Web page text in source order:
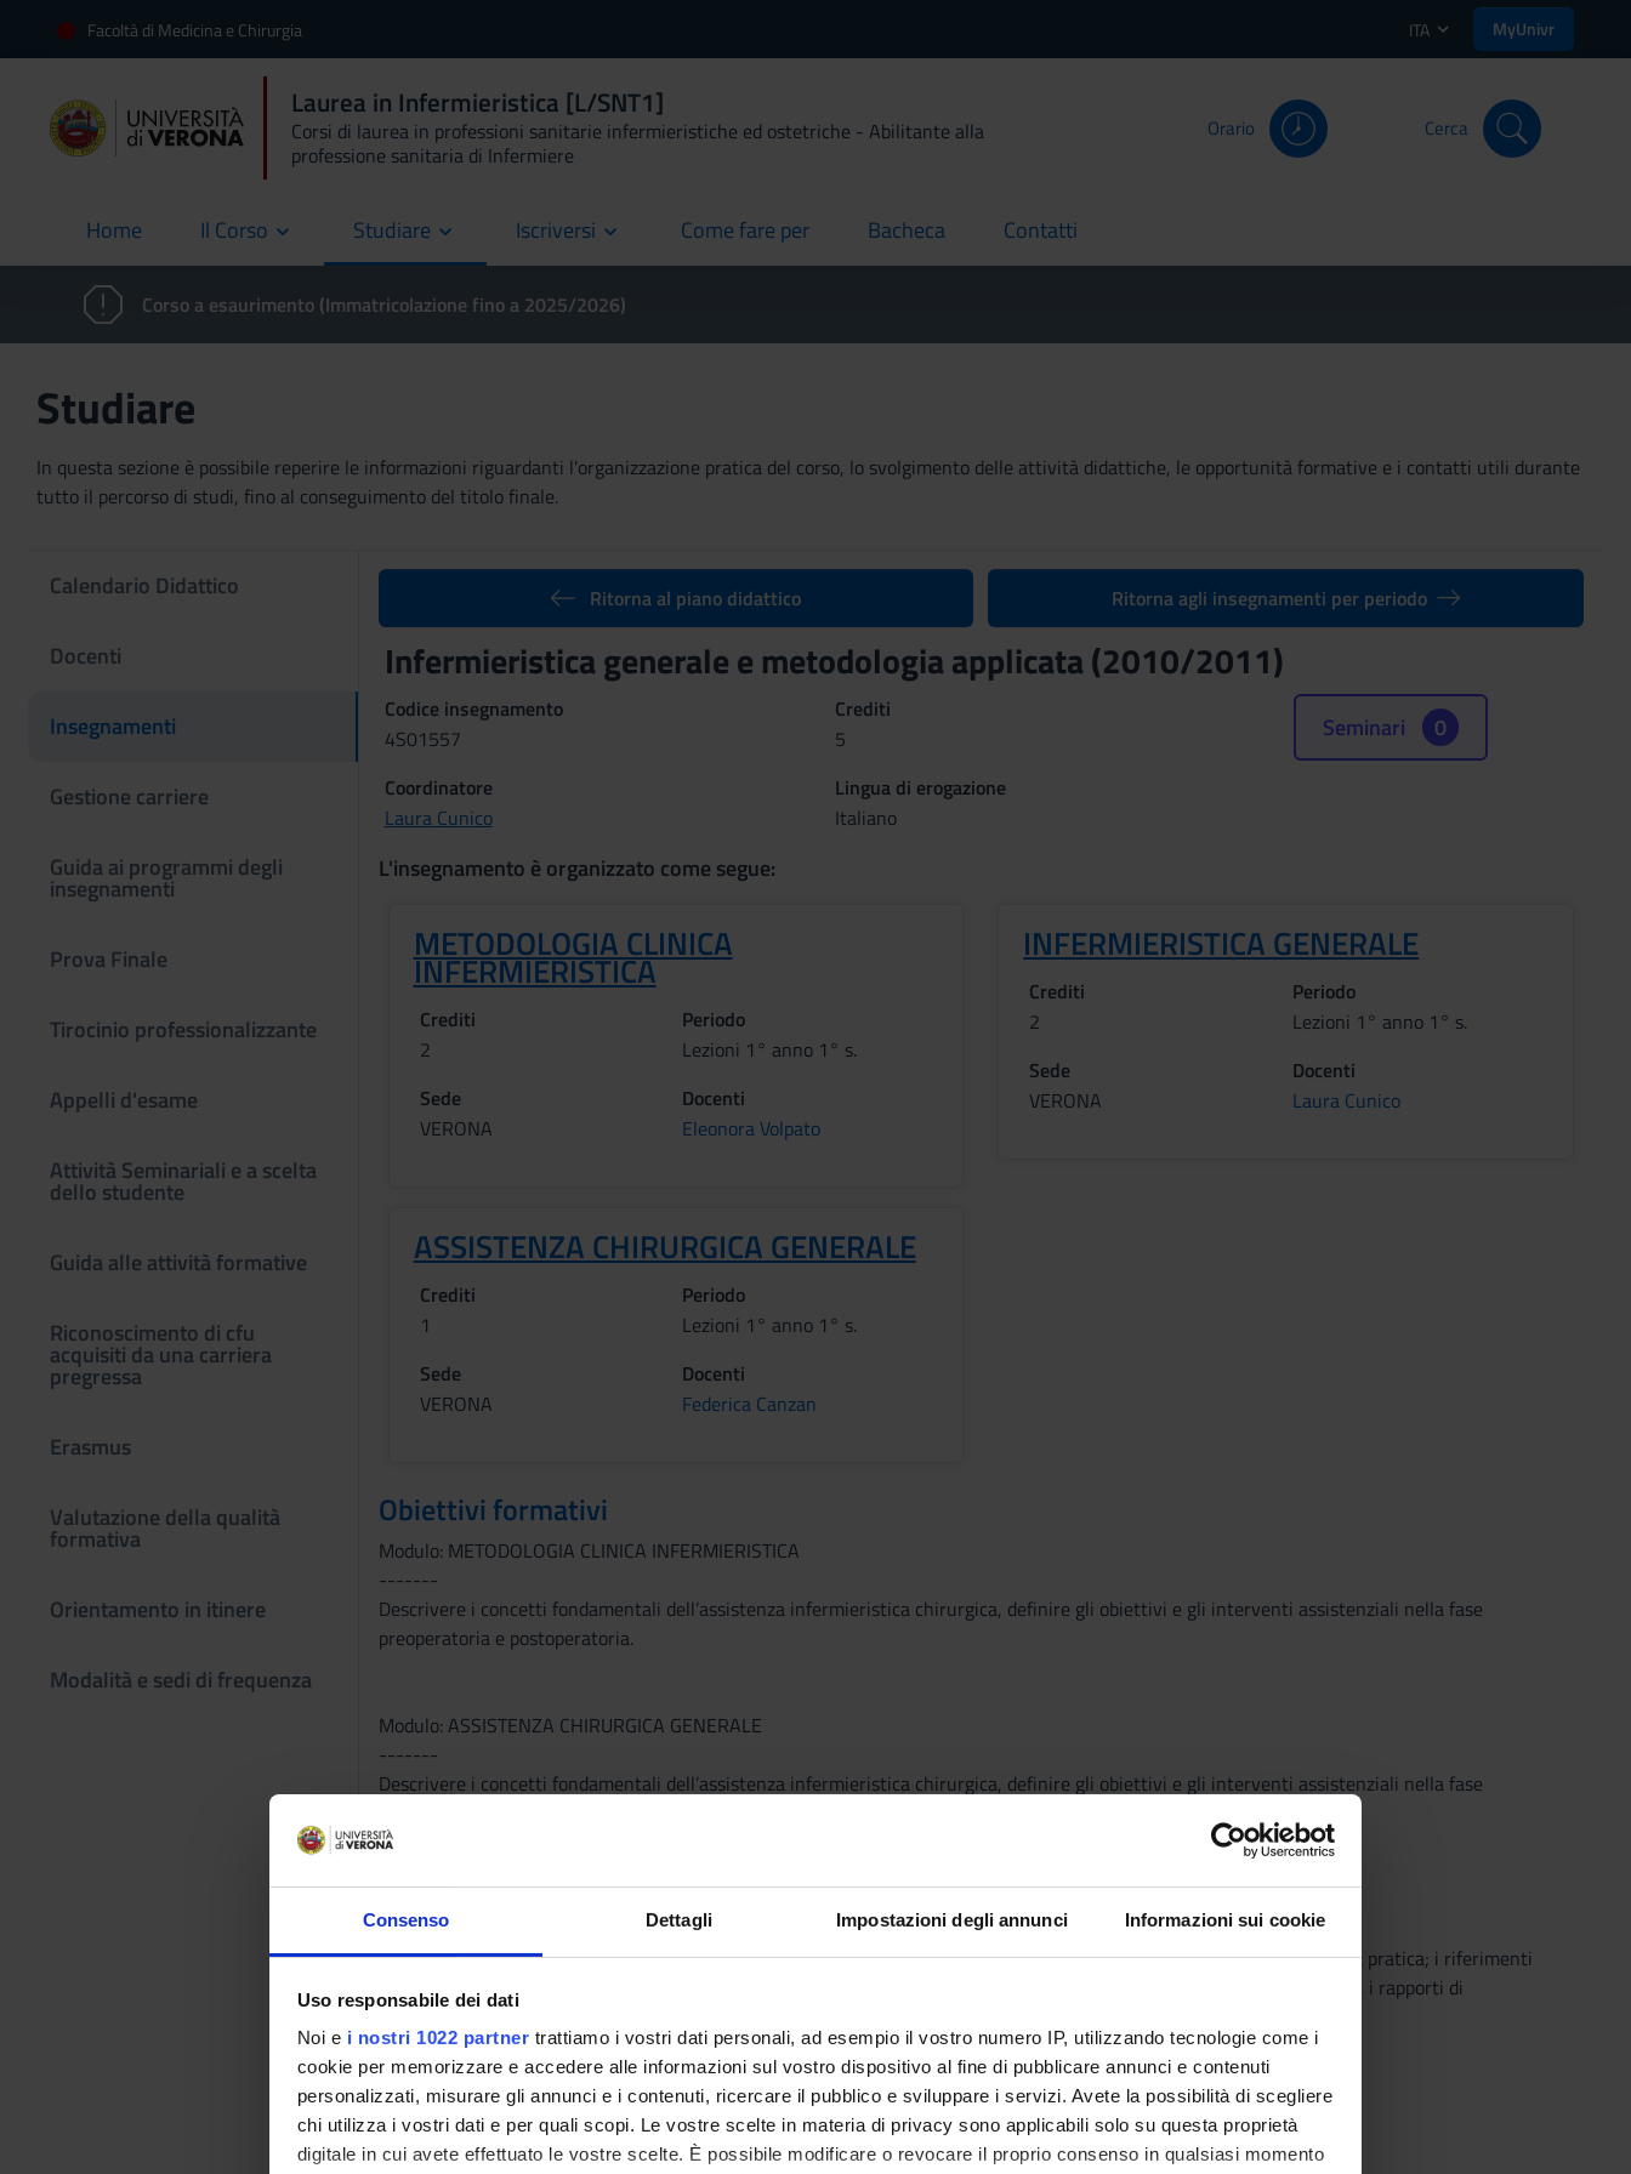
Consenso Dettagli Impostazioni degli annunci Informazioni sui cookie
Uso responsabile dei dati
Noi e i nostri 1022 partner trattiamo i vostri dati personali, ad esempio il vostro numero IP, utilizzando tecnologie come i
cookie per memorizzare e accedere alle informazioni sul vostro dispositivo al fine di pubblicare annunci e contenuti
personalizzati, misurare gli annunci e i contenuti, ricercare il pubblico e sviluppare i servizi. Avete la possibilità di scegliere
chi utilizza i vostri dati e per quali scopi. Le vostre scelte in materia di privacy sono applicabili solo su questa proprietà
digitale in cui avete effettuato le vostre scelte. È possibile modificare o revocare il proprio consenso in qualsiasi momento
Facoltà di Medicina e Chirurgia ITA MyUnivr
Laurea in Infermieristica [L/SNT1]
Corsi di laurea in professioni sanitarie infermieristiche ed ostetriche - Abilitante alla
professione sanitaria di Infermiere
Orario Cerca
Home
current Il Corso Studiare Iscriversi Come fare per
current Bacheca
current Contatti
current
Corso a esaurimento (Immatricolazione fino a 2025/2026)
Studiare
In questa sezione è possibile reperire le informazioni riguardanti l'organizzazione pratica del corso, lo svolgimento delle attività didattiche, le opportunità formative e i contatti utili durante
tutto il percorso di studi, fino al conseguimento del titolo finale.
Calendario Didattico
Docenti
Insegnamenti
Gestione carriere
Guida ai programmi degli
insegnamenti
Prova Finale
Tirocinio professionalizzante
Appelli d'esame
Attività Seminariali e a scelta
dello studente
Guida alle attività formative
Riconoscimento di cfu
acquisiti da una carriera
pregressa
Erasmus
Valutazione della qualità
formativa
Orientamento in itinere
Modalità e sedi di frequenza
Ritorna al piano didattico Ritorna agli insegnamenti per periodo
Infermieristica generale e metodologia applicata (2010/2011)
Codice insegnamento
4S01557
Crediti
5
Coordinatore
Laura Cunico
Lingua di erogazione
Italiano
Seminari 0
L'insegnamento è organizzato come segue:
METODOLOGIA CLINICA
INFERMIERISTICA
Crediti
2
Periodo
Lezioni 1° anno 1° s.
Sede
VERONA
Docenti
Eleonora Volpato
INFERMIERISTICA GENERALE
Crediti
2
Periodo
Lezioni 1° anno 1° s.
Sede
VERONA
Docenti
Laura Cunico
ASSISTENZA CHIRURGICA GENERALE
Crediti
1
Periodo
Lezioni 1° anno 1° s.
Sede
VERONA
Docenti
Federica Canzan
Obiettivi formativi
Modulo: METODOLOGIA CLINICA INFERMIERISTICA
-------
Descrivere i concetti fondamentali dell’assistenza infermieristica chirurgica, definire gli obiettivi e gli interventi assistenziali nella fase
preoperatoria e postoperatoria.
Modulo: ASSISTENZA CHIRURGICA GENERALE
-------
Descrivere i concetti fondamentali dell’assistenza infermieristica chirurgica, definire gli obiettivi e gli interventi assistenziali nella fase
-------
Descrivere i concetti fondamentali dell’assistenza infermieristica; i principi guida del caring per la loro applicazione nella pratica; i riferimenti
deontologici e legislativi per l’esercizio professionale; le funzioni dell’infermiere, le aree di autonomia e di responsabilità, i rapporti di
interdipendenza con altre professioni, i contesti della presa in carico
Programma
Modulo: METODOLOGIA CLINICA INFERMIERISTICA
-------
Al termine del corso lo studente sarà in grado di: